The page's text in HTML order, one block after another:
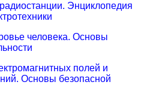
Энциклопедия
человека. Основы
полей и
Основы безопасной